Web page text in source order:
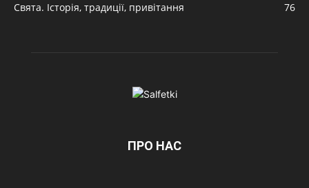
Свята. Історія, традиції, привітання
76
ПРО НАС